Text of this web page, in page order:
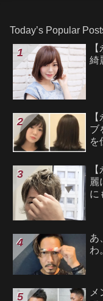
Today’s Popular
綺
ブ
を
麗
に
あ
わ